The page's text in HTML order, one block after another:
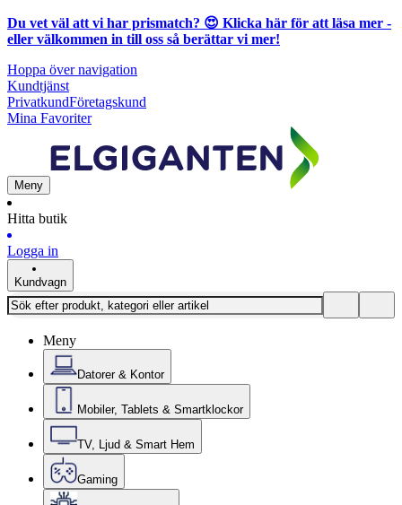
Du vet väl att vi har prismatch? 😍 Klicka här för att läsa mer -
eller välkommen in till oss så berättar vi mer!
Hoppa över navigation
Kundtjänst
PrivatkundFöretagskund
Mina Favoriter
Meny
Hitta butik
Logga in
Kundvagn
Meny
Datorer & Kontor
Mobiler, Tablets & Smartklockor
TV, Ljud & Smart Hem
Gaming